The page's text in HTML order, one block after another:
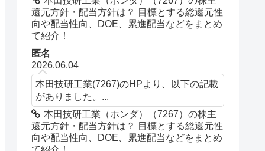
還元方針・配当方針は？ 目標とする総還元性
向や配当性向、DOE、累進配当などをまとめ
て紹介！
匿名
2026.06.04
本田技研工業(7267)のHPより、以下の記載
がありました。...
本田技研工業（ホンダ）（7267）の株主
還元方針・配当方針は？ 目標とする総還元性
向や配当性向、DOE、累進配当などをまとめ